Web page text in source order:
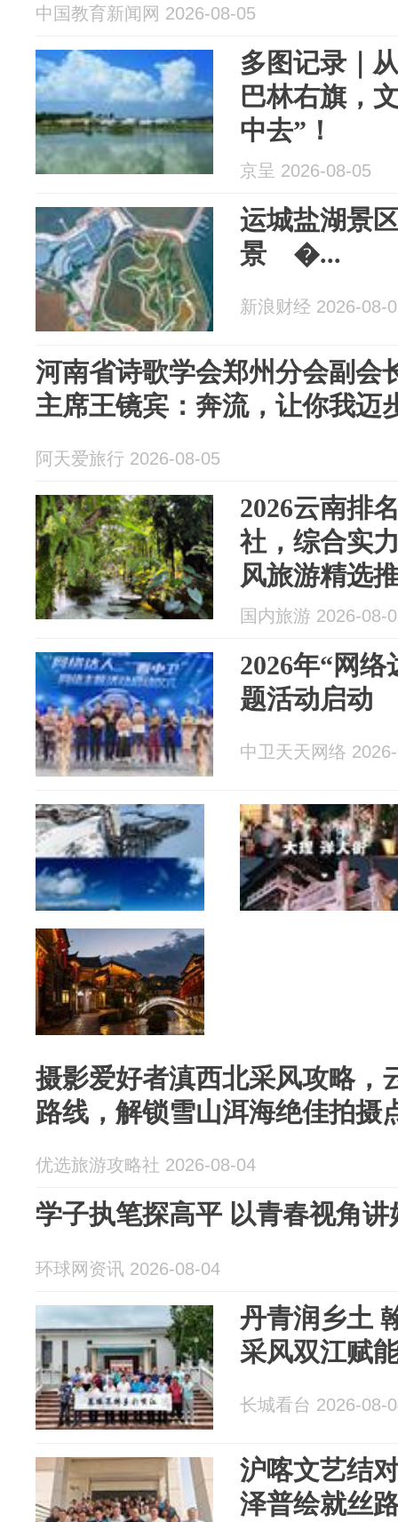
中国教育新闻网 2026-08-05
多图记录｜
巴林右旗，
中去”！
京呈 2026-08-05
运城盐湖景
景 �...
新浪财经 2026-08-
河南省诗歌学会郑州分会副会
主席王镜宾：奔流，让你我迈
阿天爱旅行 2026-08-05
2026云南排
社，综合实
风旅游精选
国内旅游 2026-08-
2026年“网
题活动启动
中卫天天网络
摄影爱好者滇西北采风攻略，
路线，解锁雪山洱海绝佳拍摄
优选旅游攻略社 2026-08-04
学子执笔探高平 以青春视角
环球网资讯 2026-08-04
丹青润乡土
采风双江赋
长城看台 2026-08-
沪喀文艺结
泽普绘就丝